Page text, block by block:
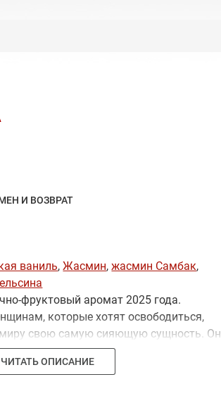
И ВОЗВРАТ
ваниль,Жасмин,жасмин Самбак,
фруктовый аромат 2025 года.
которые хотят освободиться,
миру свою самую сияющую сущность. Он
сияющих женщин, которые ценят
ЧИТАТЬ ОПИСАНИЕ